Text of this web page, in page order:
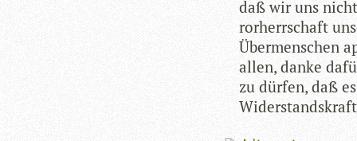
daß wir uns
ror­herr­schaft
Über­men­schen
allen, danke
zu dür­fen, daß